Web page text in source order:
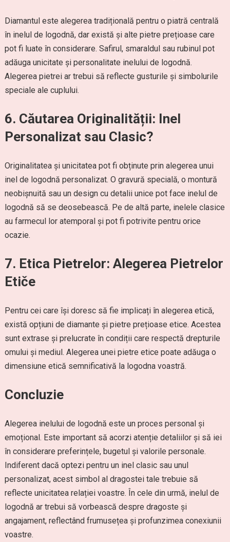
Diamantul este alegerea tradițională pentru o piatră centrală
în inelul de logodnă, dar există și alte pietre prețioase care
pot fi luate în considerare. Safirul, smaraldul sau rubinul pot
adăuga unicitate și personalitate inelului de logodnă.
Alegerea pietrei ar trebui să reflecte gusturile și simbolurile
speciale ale cuplului.
6. Căutarea Originalității: Inel
Personalizat sau Clasic?
Originalitatea și unicitatea pot fi obținute prin alegerea unui
inel de logodnă personalizat. O gravură specială, o montură
neobișnuită sau un design cu detalii unice pot face inelul de
logodnă să se deosebească. Pe de altă parte, inelele clasice
au farmecul lor atemporal și pot fi potrivite pentru orice
ocazie.
7. Etica Pietrelor: Alegerea Pietrelor
Etiče
Pentru cei care își doresc să fie implicați în alegerea etică,
există opțiuni de diamante și pietre prețioase etice. Acestea
sunt extrase și prelucrate în condiții care respectă drepturile
omului și mediul. Alegerea unei pietre etice poate adăuga o
dimensiune etică semnificativă la logodna voastră.
Concluzie
Alegerea inelului de logodnă este un proces personal și
emoțional. Este important să acorzi atenție detaliilor și să iei
în considerare preferințele, bugetul și valorile personale.
Indiferent dacă optezi pentru un inel clasic sau unul
personalizat, acest simbol al dragostei tale trebuie să
reflecte unicitatea relației voastre. În cele din urmă, inelul de
logodnă ar trebui să vorbească despre dragoste și
angajament, reflectând frumusețea și profunzimea conexiunii
voastre.